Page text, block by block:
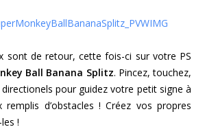
sont de retour, cette fois-ci sur votre PS
Ball Banana Splitz. Pincez, touchez,
pour guidez votre petit signe à
remplis d’obstacles ! Créez vos propres
!